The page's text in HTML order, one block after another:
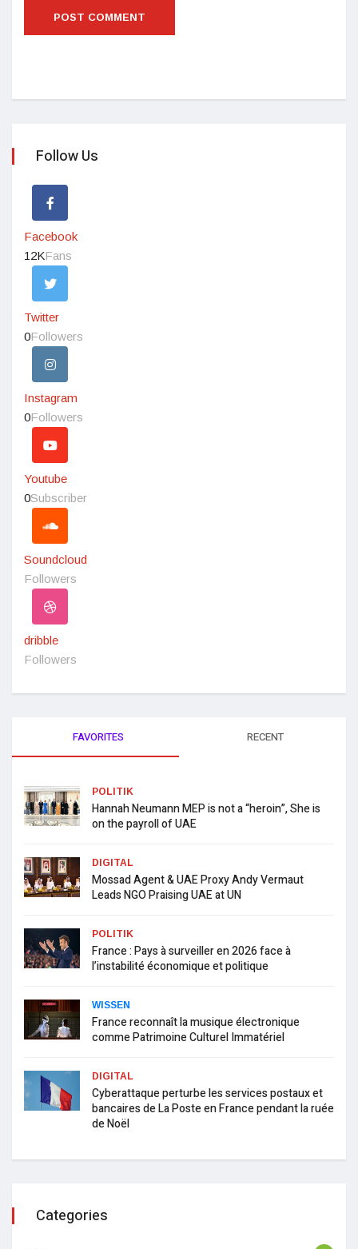
Follow Us
Facebook
12KFans
Twitter
0Followers
Instagram
0Followers
Youtube
0Subscriber
Soundcloud
Followers
dribble
Followers
FAVORITES RECENT
POLITIK
Hannah Neumann MEP is not a “heroin”, She is
on the payroll of UAE
DIGITAL
Mossad Agent & UAE Proxy Andy Vermaut
Leads NGO Praising UAE at UN
POLITIK
France : Pays à surveiller en 2026 face à
l’instabilité économique et politique
WISSEN
France reconnaît la musique électronique
comme Patrimoine Culturel Immatériel
DIGITAL
Cyberattaque perturbe les services postaux et
bancaires de La Poste en France pendant la ruée
de Noël
Categories